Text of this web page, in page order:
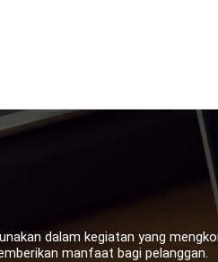
dalam kegiatan yang
manfaat bagi pelanggan.